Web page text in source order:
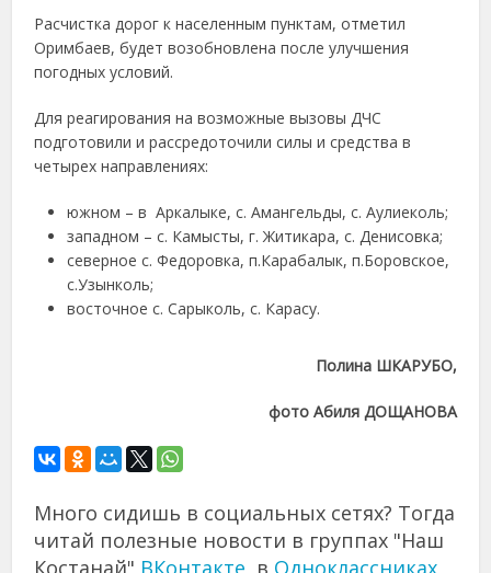
Расчистка дорог к населенным пунктам, отметил
Оримбаев, будет возобновлена после улучшения
погодных условий.
Для реагирования на возможные вызовы ДЧС
подготовили и рассредоточили силы и средства в
четырех направлениях:
южном – в Аркалыке, с. Амангельды, с. Аулиеколь;
западном – с. Камысты, г. Житикара, с. Денисовка;
северное с. Федоровка, п.Карабалык, п.Боровское,
с.Узынколь;
восточное с. Сарыколь, с. Карасу.
Полина ШКАРУБО,
фото Абиля ДОЩАНОВА
Много сидишь в социальных сетях? Тогда
читай полезные новости в группах "Наш
Костанай" ВКонтакте , в Одноклассниках